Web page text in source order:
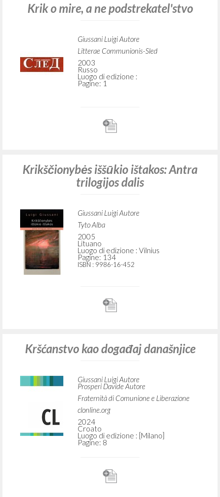
Krik o mire, a ne podstrekatel'stvo
Giussani Luigi Autore
Litterae Communionis-Sled
2003
Russo
Luogo di edizione :
Pagine: 1
Krikščionybės iššūkio ištakos: Antra
trilogijos dalis
Giussani Luigi Autore
Tyto Alba
2005
Lituano
Luogo di edizione : Vilnius
Pagine: 134
ISBN : 9986-16-452
Kršćanstvo kao događaj današnjice
Giussani Luigi Autore
Prosperi Davide Autore
Fraternità di Comunione e Liberazione
clonline.org
2024
Croato
Luogo di edizione : [Milano]
Pagine: 8